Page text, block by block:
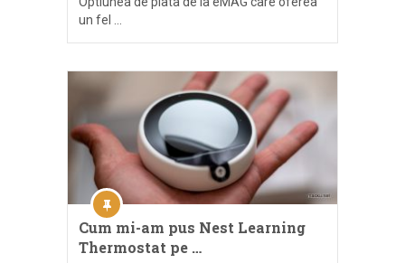
un fel …
Cum mi-am pus Nest Learning
Thermostat pe …